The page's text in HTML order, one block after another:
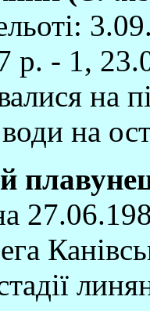
р. - 1,
на
на